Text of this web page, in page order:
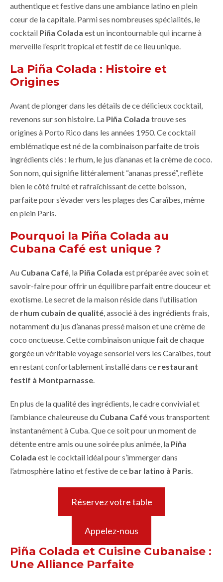
authentique et festive dans une ambiance latino en plein
cœur de la capitale. Parmi ses nombreuses spécialités, le
cocktail Piña Colada est un incontournable qui incarne à
merveille l’esprit tropical et festif de ce lieu unique.
La Piña Colada : Histoire et
Origines
Avant de plonger dans les détails de ce délicieux cocktail,
revenons sur son histoire. La Piña Colada trouve ses
origines à Porto Rico dans les années 1950. Ce cocktail
emblématique est né de la combinaison parfaite de trois
ingrédients clés : le rhum, le jus d’ananas et la crème de coco.
Son nom, qui signifie littéralement “ananas pressé”, reflète
bien le côté fruité et rafraîchissant de cette boisson,
parfaite pour s’évader vers les plages des Caraïbes, même
en plein Paris.
Pourquoi la Piña Colada au
Cubana Café est unique ?
Au Cubana Café , la Piña Colada est préparée avec soin et
savoir-faire pour offrir un équilibre parfait entre douceur et
exotisme. Le secret de la maison réside dans l’utilisation
de rhum cubain de qualité , associé à des ingrédients frais,
notamment du jus d’ananas pressé maison et une crème de
coco onctueuse. Cette combinaison unique fait de chaque
gorgée un véritable voyage sensoriel vers les Caraïbes, tout
en restant confortablement installé dans ce restaurant
festif à Montparnasse
En plus de la qualité des ingrédients, le cadre convivial et
l’ambiance chaleureuse du Cubana Cafévous transportent
instantanément à Cuba. Que ce soit pour un moment de
détente entre amis ou une soirée plus animée, la Piña
Colada est le cocktail idéal pour s’immerger dans
l’atmosphère latino et festive de ce bar latino à Paris
Réservez votre table
Appelez-nous
Piña Colada et Cuisine Cubanaise :
Une Alliance Parfaite